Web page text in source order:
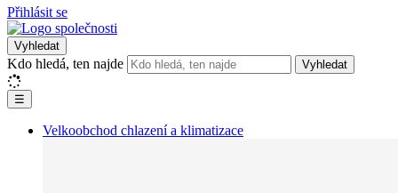
Přihlásit se
Vyhledat
Kdo hledá, ten najde Vyhledat
☰
Velkoobchod chlazení a klimatizace